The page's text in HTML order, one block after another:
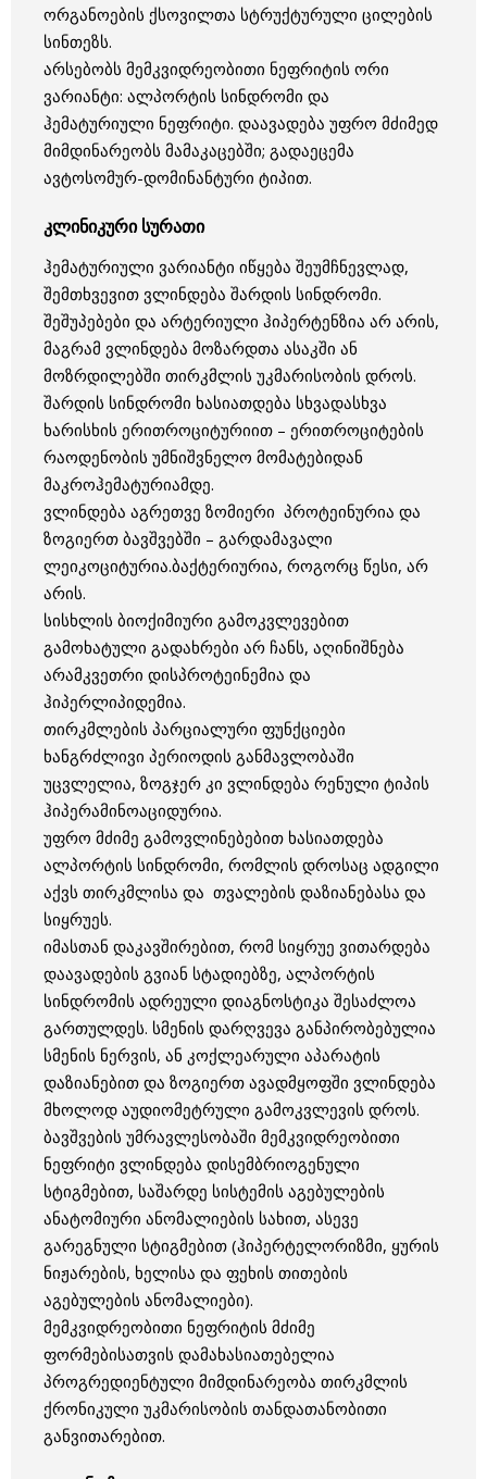
ორგანოების ქსოვილთა სტრუქტურული ცილების
სინთეზს.
არსებობს მემკვიდრეობითი ნეფრიტის ორი
ვარიანტი: ალპორტის სინდრომი და
ჰემატურიული ნეფრიტი. დაავადება უფრო მძიმედ
მიმდინარეობს მამაკაცებში; გადაეცემა
ავტოსომურ-დომინანტური ტიპით.
კლინიკური სურათი
ჰემატურიული ვარიანტი იწყება შეუმჩნევლად,
შემთხვევით ვლინდება შარდის სინდრომი.
შეშუპებები და არტერიული ჰიპერტენზია არ არის,
მაგრამ ვლინდება მოზარდთა ასაკში ან
მოზრდილებში თირკმლის უკმარისობის დროს.
შარდის სინდრომი ხასიათდება სხვადასხვა
ხარისხის ერითროციტურიით – ერითროციტების
რაოდენობის უმნიშვნელო მომატებიდან
მაკროჰემატურიამდე.
ვლინდება აგრეთვე ზომიერი პროტეინურია და
ზოგიერთ ბავშვებში – გარდამავალი
ლეიკოციტურია.ბაქტერიურია, როგორც წესი, არ
არის.
სისხლის ბიოქიმიური გამოკვლევებით
გამოხატული გადახრები არ ჩანს, აღინიშნება
არამკვეთრი დისპროტეინემია და
ჰიპერლიპიდემია.
თირკმლების პარციალური ფუნქციები
ხანგრძლივი პერიოდის განმავლობაში
უცვლელია, ზოგჯერ კი ვლინდება რენული ტიპის
ჰიპერამინოაციდურია.
უფრო მძიმე გამოვლინებებით ხასიათდება
ალპორტის სინდრომი, რომლის დროსაც ადგილი
აქვს თირკმლისა და თვალების დაზიანებასა და
სიყრუეს.
იმასთან დაკავშირებით, რომ სიყრუე ვითარდება
დაავადების გვიან სტადიებზე, ალპორტის
სინდრომის ადრეული დიაგნოსტიკა შესაძლოა
გართულდეს. სმენის დარღვევა განპირობებულია
სმენის ნერვის, ან კოქლეარული აპარატის
დაზიანებით და ზოგიერთ ავადმყოფში ვლინდება
მხოლოდ აუდიომეტრული გამოკვლევის დროს.
ბავშვების უმრავლესობაში მემკვიდრეობითი
ნეფრიტი ვლინდება დისემბრიოგენული
სტიგმებით, საშარდე სისტემის აგებულების
ანატომიური ანომალიების სახით, ასევე
გარეგნული სტიგმებით (ჰიპერტელორიზმი, ყურის
ნიჟარების, ხელისა და ფეხის თითების
აგებულების ანომალიები).
მემკვიდრეობითი ნეფრიტის მძიმე
ფორმებისათვის დამახასიათებელია
პროგრედიენტული მიმდინარეობა თირკმლის
ქრონიკული უკმარისობის თანდათანობითი
განვითარებით.